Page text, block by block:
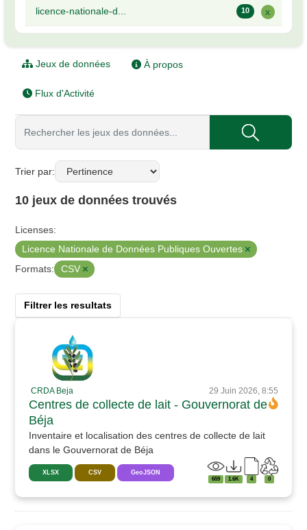
licence-nationale-d... 10 x
Jeux de données À propos
Flux d'Activité
Trier par
10 jeux de données trouvés
Licenses:
Licence Nationale de Données Publiques Ouvertes
Formats:
CSV
Filtrer les resultats
CRDA Beja 29 Juin 2026, 8:55
Centres de collecte de lait - Gouvernorat de
Béja
Inventaire et localisation des centres de collecte de lait
dans le Gouvernorat de Béja
XLSX CSV GeoJSON
659 1.6K 4 0